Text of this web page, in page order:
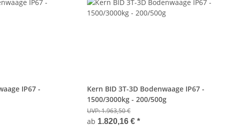
IP67 -
Kern BID 3T-3D Bodenwaage IP67 -
1500/3000kg - 200/500g
UVP:1.963,50 €
ab 1.820,16 € *